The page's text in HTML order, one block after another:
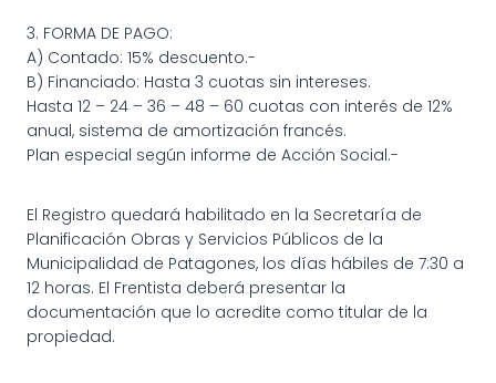
3. FORMA DE PAGO:
A) Contado: 15% descuento.-
B) Financiado: Hasta 3 cuotas sin intereses.
Hasta 12 – 24 – 36 – 48 – 60 cuotas con interés de 12%
anual, sistema de amortización francés.
Plan especial según informe de Acción Social.-
El Registro quedará habilitado en la Secretaría de
Planificación Obras y Servicios Públicos de la
Municipalidad de Patagones, los días hábiles de 7:30 a
12 horas. El Frentista deberá presentar la
documentación que lo acredite como titular de la
propiedad.